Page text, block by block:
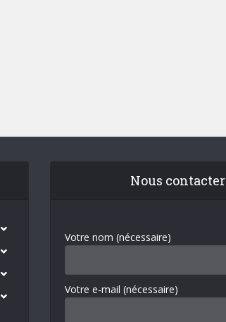
Nous contacter
Votre nom (nécessaire)
Votre e-mail (nécessaire)